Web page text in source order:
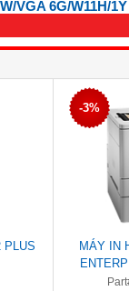
VGA 6G/W11H/
PLUS
-3%
MÁY IN